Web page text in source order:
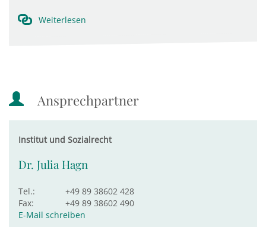
Weiterlesen
Ansprechpartner
Institut und Sozialrecht
Dr. Julia Hagn
Tel.:
+49 89 38602 428
Fax:
+49 89 38602 490
E-Mail schreiben